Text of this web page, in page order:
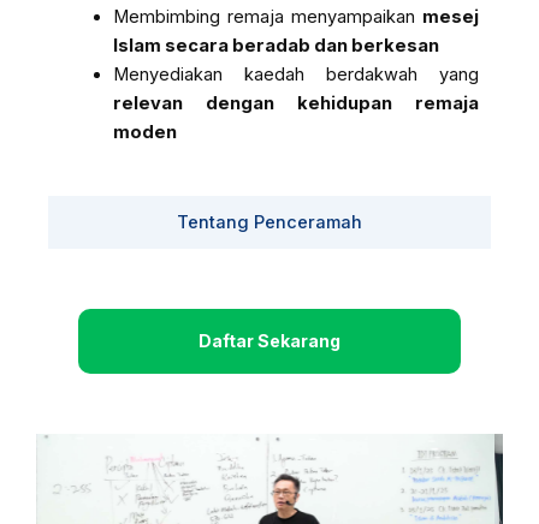
Tentang Penceramah
Membimbing remaja menyampaikan mesej
Islam secara beradab dan berkesan
Menyediakan kaedah berdakwah yang
relevan dengan kehidupan remaja
moden
Daftar Sekarang